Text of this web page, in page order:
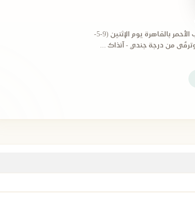
وُلِد محمد رفعت، واسمه مركب، في حي "المغربلين" بالدرب الأحمر بالقاهرة يوم الإثنين (9-5-